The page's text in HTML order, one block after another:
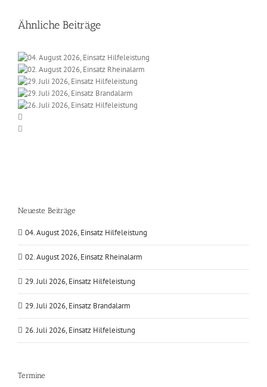
Ähnliche Beiträge
Neueste Beiträge
04. August 2026, Einsatz Hilfeleistung
02. August 2026, Einsatz Rheinalarm
29. Juli 2026, Einsatz Hilfeleistung
29. Juli 2026, Einsatz Brandalarm
26. Juli 2026, Einsatz Hilfeleistung
Termine